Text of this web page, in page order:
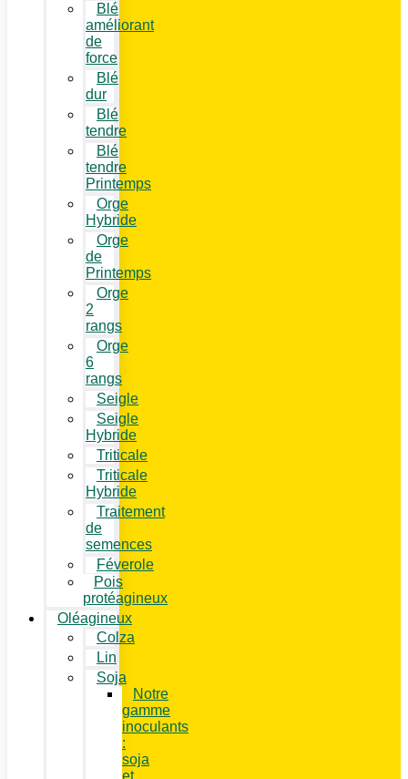
Blé
améliorant
de
force
Blé
dur
Blé
tendre
Blé
tendre
Printemps
Orge
Hybride
Orge
de
Printemps
Orge
2
rangs
Orge
6
rangs
Seigle
Seigle
Hybride
Triticale
Triticale
Hybride
Traitement
de
semences
Féverole
Pois
protéagineux
Oléagineux
Colza
Lin
Soja
Notre
gamme
inoculants
:
soja
et